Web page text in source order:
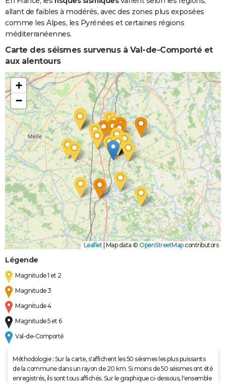
Inondations
et/ou
Coulées de
Boue
08/12/1982 31/12/1982 24 j Oui
allant de faibles à modérés, avec des zones plus exposées
comme les Alpes, les Pyrénées et certaines régions
méditerranéennes.
Carte des séismes survenus à Val-de-Comporté et
aux alentours
+
−
Leaflet | Map data © OpenStreetMapcontributors
Légende
Magnitude 1 et 2
Magnitude 3
Magnitude 4
Magnitude 5 et 6
Val-de-Comporté
Méthodologie : Sur la carte, s'affichent les 50 séismes les plus puissants
de la commune dans un rayon de 20 km. Si moins de 50 séismes ont été
enregistrés, ils sont tous affichés. Sur le graphique ci-dessous, l'ensemble